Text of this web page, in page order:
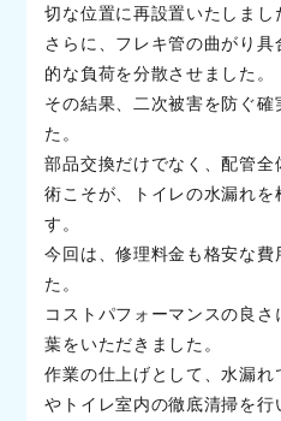
切な位置に再設置いたしまし
さらに、フレキ管の曲がり
的な負荷を分散させました。
その結果、二次被害を防ぐ
た。
部品交換だけでなく、配管
術こそが、トイレの水漏れを
す。
今回は、修理料金も格安な費
た。
コストパフォーマンスの良
葉をいただきました。
作業の仕上げとして、水漏
やトイレ室内の徹底清掃を行